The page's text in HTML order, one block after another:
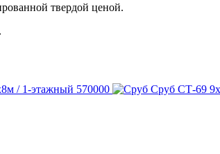
твердой ценой.
/ 1-этажный 570000 Сруб СТ-69